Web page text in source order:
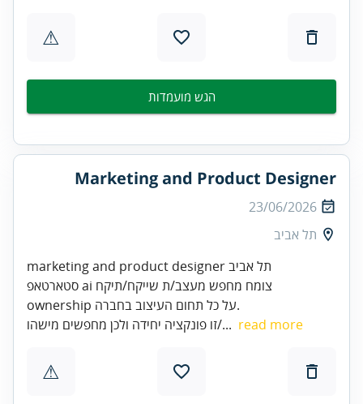
⚠
הגש מועמדות
Marketing and Product Designer
23/06/2026
תל אביב
marketing and product designer תל אביב
סטארטאפ ai צומח מחפש מעצב/ת שייקח/תיקח
ownership על כל תחום העיצוב בחברה.
זו פונקציה יחידה ולכן מחפשים מישהו/... read more
⚠